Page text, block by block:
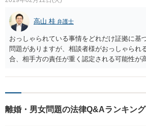
高山 桂 弁護士
おっしゃられている事情をどれだけ証拠に基
問題がありますが、相談者様がおっしゃられ
合、相手方の責任が重く認定される可能性が
そのため、８０万円がひとつの目安になると
離婚・男女問題の法律Q&Aランキング